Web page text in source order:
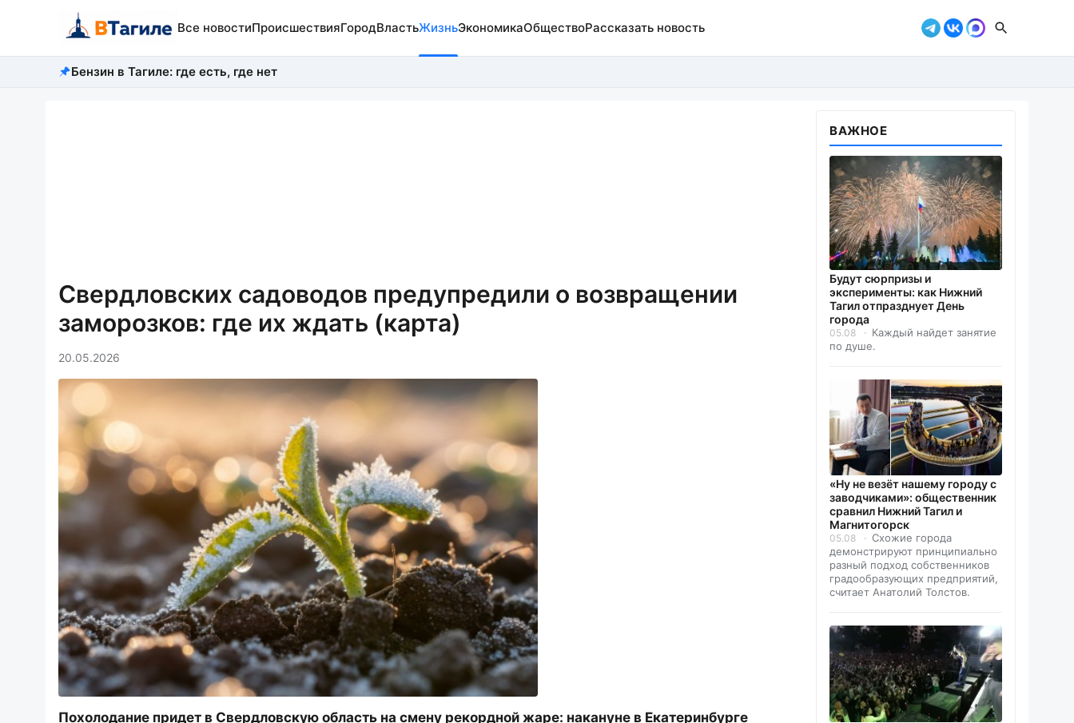
Все новостиПроисшествияГородВластьЖизньЭкономикаОбществоРассказать новость
Бензин в Тагиле: где есть, где нет
Свердловских садоводов предупредили о возвращении
заморозков: где их ждать (карта)
20.05.2026
Похолодание придет в Свердловскую область на смену рекордной жаре: накануне в Екатеринбурге
ВАЖНОЕ
Будут сюрпризы и
эксперименты: как Нижний
Тагил отпразднует День
города
05.08
Каждый найдет занятие
по душе.
«Ну не везёт нашему городу с
заводчиками»: общественник
сравнил Нижний Тагил и
Магнитогорск
05.08
Схожие города
демонстрируют принципиально
разный подход собственников
градообразующих предприятий,
считает Анатолий Толстов.